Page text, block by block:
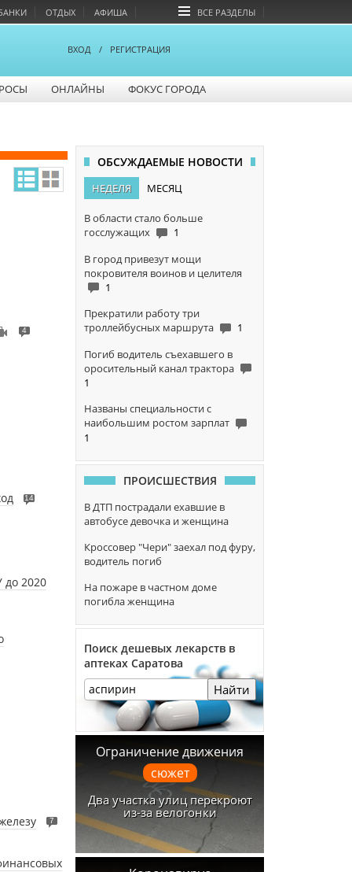
ОТДЫХ АФИША ВСЕ РАЗДЕЛЫ
ВХОД / РЕГИСТРАЦИЯ
ОНЛАЙНЫ ФОКУС ГОРОДА
4
14
до 2020
7
ОБСУЖДАЕМЫЕ НОВОСТИ
НЕДЕЛЯ МЕСЯЦ
В области стало больше
госслужащих
1
В город привезут мощи
покровителя воинов и целителя
1
Прекратили работу три
троллейбусных маршрута
1
Погиб водитель съехавшего в
оросительный канал трактора
1
Названы специальности с
наибольшим ростом зарплат
1
ПРОИСШЕСТВИЯ
В ДТП пострадали ехавшие в
автобусе девочка и женщина
Кроссовер "Чери" заехал под фуру,
водитель погиб
На пожаре в частном доме
погибла женщина
Поиск дешевых лекарств в
аптеках Саратова
Найти
Ограничение движения
сюжет
Два участка улиц перекроют
из-за велогонки